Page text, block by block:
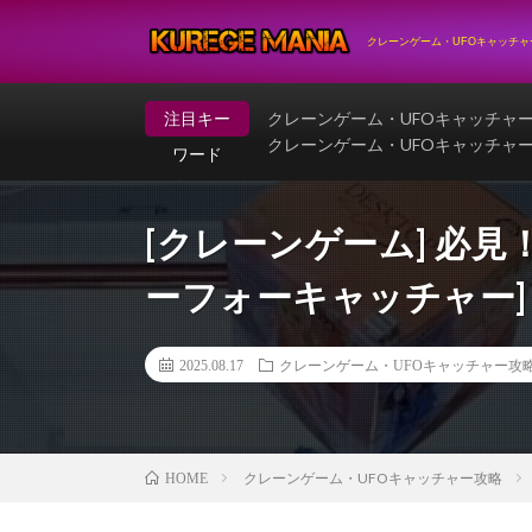
クレーンゲーム・UFOキャッチ
注目キー
ワード
クレーンゲーム・UFOキャッチャ
クレーンゲーム・UFOキャッチャ
[クレーンゲーム] 必見
ーフォーキャッチャー]
2025.08.17 クレーンゲーム・UFOキャッチャー攻
HOME クレーンゲーム・UFOキャッチャー攻略